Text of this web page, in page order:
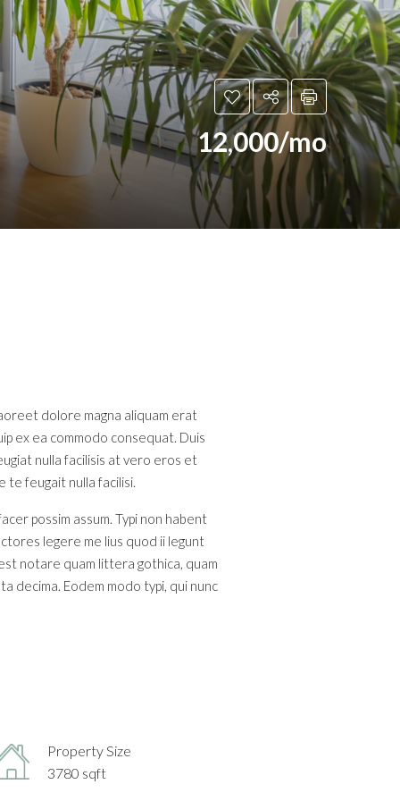
12,000/mo
dolore magna aliquam erat
ex ea commodo consequat. Duis
nulla facilisis at vero eros et
te feugait nulla facilisi.
possim assum. Typi non habent
legere me lius quod ii legunt
notare quam littera gothica, quam
decima. Eodem modo typi, qui nunc
Property Size
3780 sqft